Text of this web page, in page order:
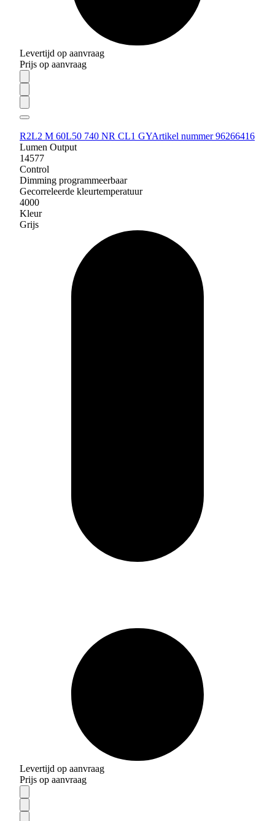
Levertijd op aanvraag
Prijs op aanvraag
R2L2 M 60L50 740 NR CL1 GYArtikel nummer 96266416
Lumen Output
14577
Control
Dimming programmeerbaar
Gecorreleerde kleurtemperatuur
4000
Kleur
Grijs
Levertijd op aanvraag
Prijs op aanvraag